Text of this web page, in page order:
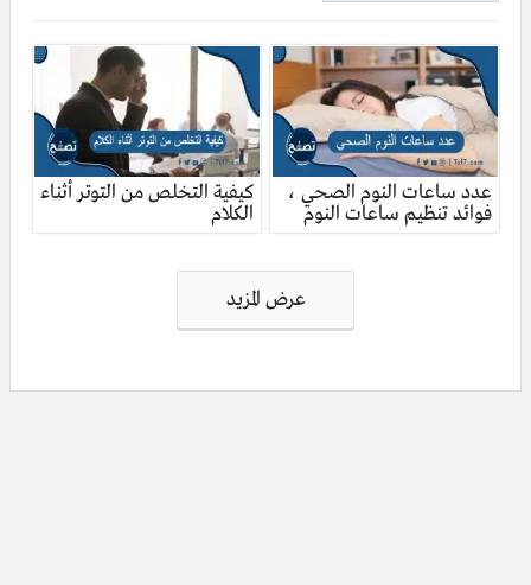
عدد ساعات النوم الصحي ،
فوائد تنظيم ساعات النوم
كيفية التخلص من التوتر أثناء
الكلام
عرض المزيد